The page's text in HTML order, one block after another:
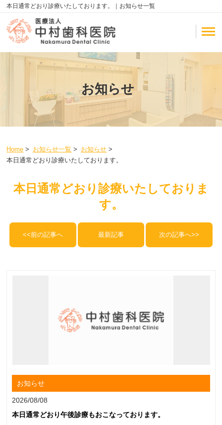
本日通常どおり診療いたしております。｜お知らせ一覧
お知らせ
Home > お知らせ一覧 > お知らせ >
本日通常どおり診療いたしております。
本日通常どおり診療いたしておりま
す。
<<前の記事へ 最新記事 次の記事へ>>
お知らせ
2026/08/08
本日通常どおり午後診療もおこなっております。